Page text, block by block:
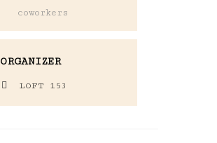
coworkers
ORGANIZER
LOFT 153